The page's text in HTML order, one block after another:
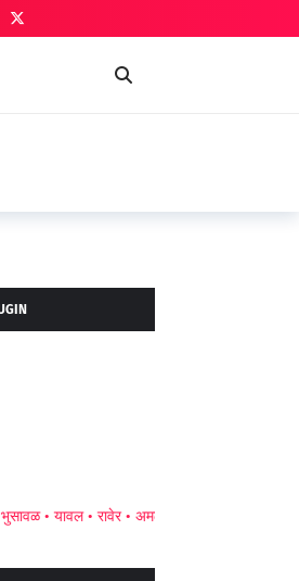
•रावेर •अमळनेर •जामनेर •